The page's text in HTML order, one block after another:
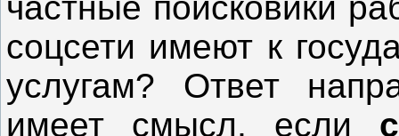
соцсети имеют к
услугам? Ответ
имеет смысл, если